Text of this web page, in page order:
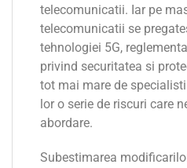
telecomunicatii. Iar pe
telecomunicatii se
tehnologiei 5G,
privind securitatea si
tot mai mare de
lor o serie de riscuri care
abordare.
Subestimarea